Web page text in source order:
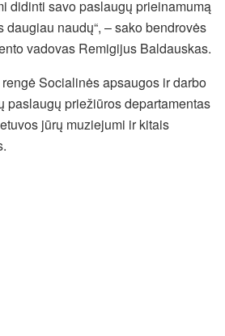
didinti savo paslaugų prieinamumą
daugiau naudų“, – sako bendrovės
vadovas Remigijus Baldauskas.
Socialinės apsaugos ir darbo
paslaugų priežiūros departamentas
jūrų muziejumi ir kitais